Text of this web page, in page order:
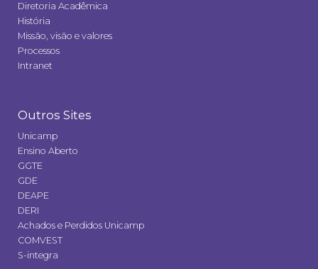
Diretoria Acadêmica
História
Missão, visão e valores
Processos
Intranet
Outros Sites
Unicamp
Ensino Aberto
GGTE
GDE
DEAPE
DERI
Achados e Perdidos Unicamp
COMVEST
S-integra